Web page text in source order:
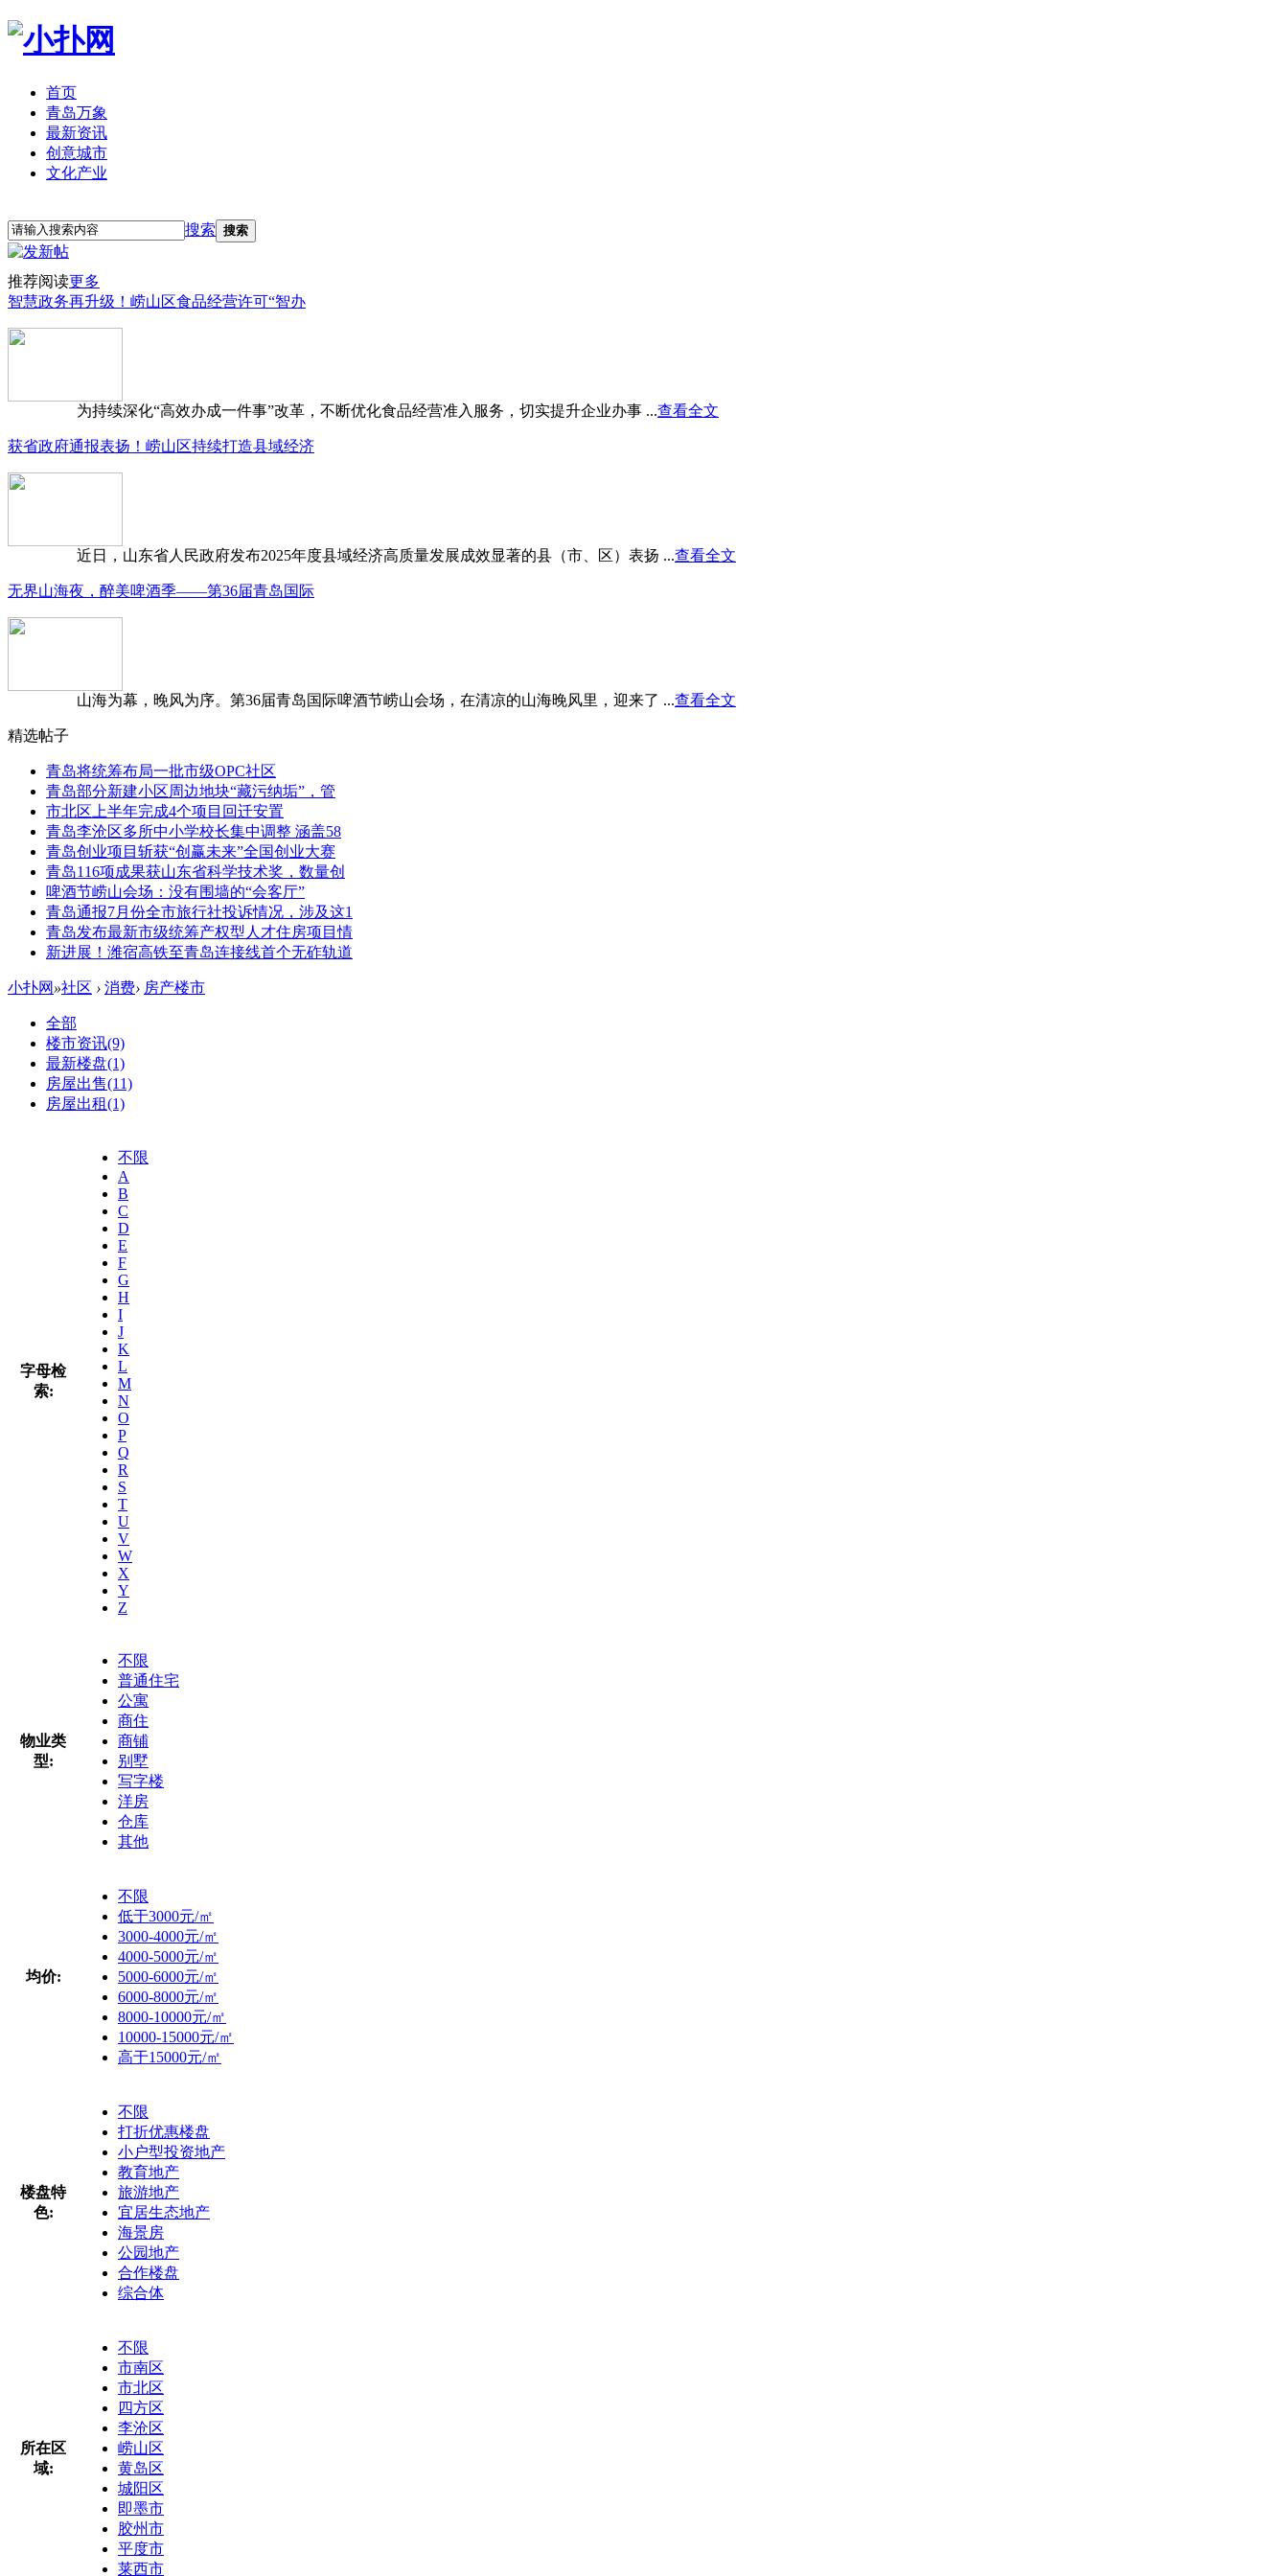
首页
青岛万象
最新资讯
创意城市
文化产业
搜索 搜索
推荐阅读更多
智慧政务再升级！崂山区食品经营许可“智办
为持续深化“高效办成一件事”改革，不断优化食品经营准入服务，切实提升企业办事 ...查看全文
获省政府通报表扬！崂山区持续打造县域经济
近日，山东省人民政府发布2025年度县域经济高质量发展成效显著的县（市、区）表扬 ...查看全文
无界山海夜，醉美啤酒季——第36届青岛国际
山海为幕，晚风为序。第36届青岛国际啤酒节崂山会场，在清凉的山海晚风里，迎来了 ...查看全文
精选帖子
青岛将统筹布局一批市级OPC社区
青岛部分新建小区周边地块“藏污纳垢”，管
市北区上半年完成4个项目回迁安置
青岛李沧区多所中小学校长集中调整 涵盖58
青岛创业项目斩获“创赢未来”全国创业大赛
青岛116项成果获山东省科学技术奖，数量创
啤酒节崂山会场：没有围墙的“会客厅”
青岛通报7月份全市旅行社投诉情况，涉及这1
青岛发布最新市级统筹产权型人才住房项目情
新进展！潍宿高铁至青岛连接线首个无砟轨道
小扑网 »社区 › 消费› 房产楼市
全部
楼市资讯(9)
最新楼盘(1)
房屋出售(11)
房屋出租(1)
字母检
索:
不限
A
B
C
D
E
F
G
H
I
J
K
L
M
N
O
P
Q
R
S
T
U
V
W
X
Y
Z
物业类
型:
不限
普通住宅
公寓
商住
商铺
别墅
写字楼
洋房
仓库
其他
均价:
不限
低于3000元/㎡
3000-4000元/㎡
4000-5000元/㎡
5000-6000元/㎡
6000-8000元/㎡
8000-10000元/㎡
10000-15000元/㎡
高于15000元/㎡
楼盘特
色:
不限
打折优惠楼盘
小户型投资地产
教育地产
旅游地产
宜居生态地产
海景房
公园地产
合作楼盘
综合体
所在区
域:
不限
市南区
市北区
四方区
李沧区
崂山区
黄岛区
城阳区
即墨市
胶州市
平度市
莱西市